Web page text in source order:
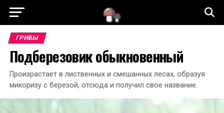
ГЛАВНАЯ
НЕСЪЕДОБНЫЕ ГРИБЫ ЯДОВИТЫЕ ГРИБЫ
ГРИБЫ
Подберезовик обыкновенный
Произрастает в лиственных и смешанных лесах, образуя
микоризу с березой, отсюда и получил свое название.